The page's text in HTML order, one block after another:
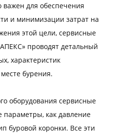
для обеспечения
и минимизации затрат на
этой цели, сервисные
проводят детальный
характеристик
бурения.
оборудования сервисные
как давление
буровой коронки. Все эти